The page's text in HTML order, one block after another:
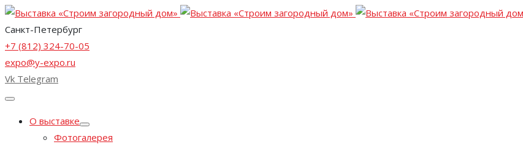
Санкт-Петербург
+7 (812) 324-70-05
expo@y-expo.ru
Vk Telegram
О выставке
Фотогалерея